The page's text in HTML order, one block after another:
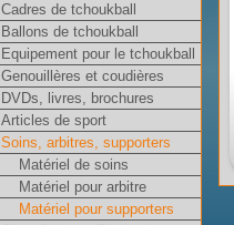
Cadres de tchoukball
Ballons de tchoukball
Equipement pour le tchoukball
Genouillères et coudières
DVDs, livres, brochures
Articles de sport
Soins, arbitres, supporters
Matériel de soins
Matériel pour arbitre
Matériel pour supporters